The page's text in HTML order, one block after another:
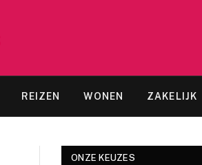
REIZEN WONEN ZAKELIJK
ONZE KEUZES